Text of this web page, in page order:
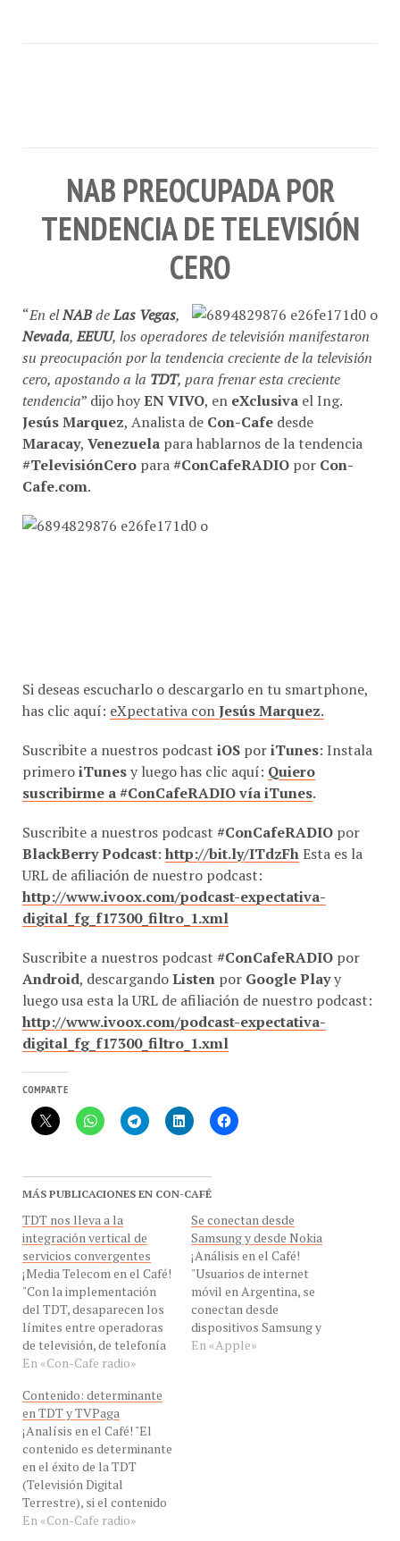
NAB PREOCUPADA POR
TENDENCIA DE TELEVISIÓN
CERO
“En el NAB de Las Vegas
Nevada EEUU, los operadores de televisión manifestaron
su preocupación por la tendencia creciente de la televisión
cero, apostando a la TDT, para frenar esta creciente
tendencia ” dijo hoy EN VIVO , en eXclusiva
el Ing.
Jesús Marquez
, Analista deCon-Cafe
desde
Maracay
Venezuela
para hablarnos de la tendencia
#TelevisiónCero
para #ConCafeRADIO
Con-
Cafe.com
Si deseas escucharlo o descargarlo en tu smartphone,
has clic aquí:
eXpectativa conJesús Marquez
Suscribite a nuestros podcast iOS iTunes
: Instala
primero iTunes y luego has clic aquí: Quiero
suscribirme a #ConCafeRADIO vía iTunes.
Suscribite a nuestros podcast #ConCafeRADIO
BlackBerry Podcast :http://bit.ly/ITdzFh Esta es la
URL de afiliación de nuestro podcast:
http://www.ivoox.com/podcast-expectativa-
digital_fg_f17300_filtro_1.xml
Suscribite a nuestros podcast #ConCafeRADIO
Android , descargando Listen Google Play
y
luego usa esta la URL de afiliación de nuestro podcast:
http://www.ivoox.com/podcast-expectativa-
digital_fg_f17300_filtro_1.xml
MÁS PUBLICACIONES EN CON-CAFÉ
TDT nos lleva a la
integración vertical de
servicios convergentes
¡Media Telecom en el Café!
"Con la implementación
del TDT, desaparecen los
límites entre operadoras
de televisión, de telefonía
móvil o fija y las
operadoras de TV Paga,
esto nos lleva a una
integración vertical para
ofrecer servicios
convergentes" dijo hoy
nuestro invitado el Lic
Jorge Negrete, Director
General de…
En «Con-Cafe radio»
Se conectan desde
Samsung y desde Nokia
¡Análisis en el Café!
"Usuarios de internet
móvil en Argentina, se
conectan desde
dispositivos Samsung y
desde Nokia, Apple ha
displazado también" dijo
En «Apple»
Contenido: determinante
en TDT y TVPaga
¡Analísis en el Café! "El
contenido es determinante
en el éxito de la TDT
(Televisión Digital
Terrestre), si el contenido
se limita a tipo espejo a la
programación analógico,
En «Con-Cafe radio»